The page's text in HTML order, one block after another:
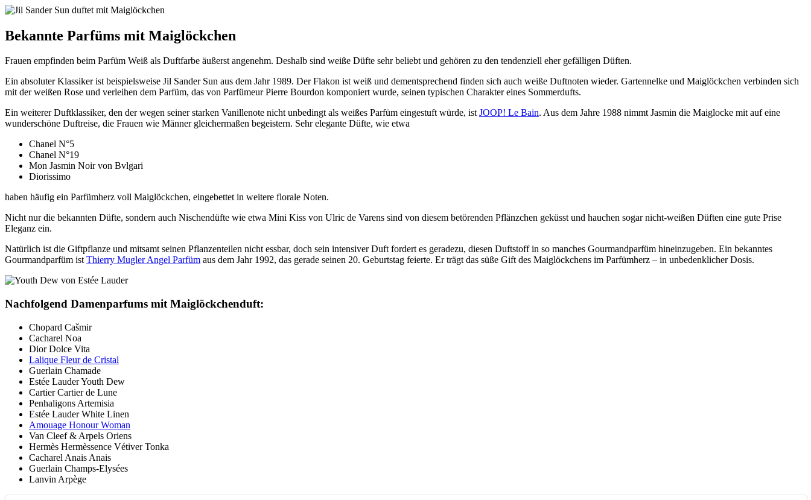
Bekannte Parfüms mit Maiglöckchen
Frauen empfinden beim Parfüm Weiß als Duftfarbe äußerst angenehm. Deshalb sind weiße Düfte sehr beliebt und gehören zu den tendenziell eher gefälligen Düften.
Ein absoluter Klassiker ist beispielsweise Jil Sander Sun aus dem Jahr 1989. Der Flakon ist weiß und dementsprechend finden sich auch weiße Duftnoten wieder. Gartennelke und Maiglöckchen verbinden sich
mit der weißen Rose und verleihen dem Parfüm, das von Parfümeur Pierre Bourdon komponiert wurde, seinen typischen Charakter eines Sommerdufts.
Ein weiterer Duftklassiker, den der wegen seiner starken Vanillenote nicht unbedingt als weißes Parfüm eingestuft würde, istJOOP! Le Bain. Aus dem Jahre 1988 nimmt Jasmin die Maiglocke mit auf eine
wunderschöne Duftreise, die Frauen wie Männer gleichermaßen begeistern. Sehr elegante Düfte, wie etwa
Chanel N°5
Chanel N°19
Mon Jasmin Noir von Bvlgari
Diorissimo
haben häufig ein Parfümherz voll Maiglöckchen, eingebettet in weitere florale Noten.
Nicht nur die bekannten Düfte, sondern auch Nischendüfte wie etwa Mini Kiss von Ulric de Varens sind von diesem betörenden Pflänzchen geküsst und hauchen sogar nicht-weißen Düften eine gute Prise
Eleganz ein.
Natürlich ist die Giftpflanze und mitsamt seinen Pflanzenteilen nicht essbar, doch sein intensiver Duft fordert es geradezu, diesen Duftstoff in so manches Gourmandparfüm hineinzugeben. Ein bekanntes
Gourmandparfüm istThierry Mugler Angel Parfüm aus dem Jahr 1992, das gerade seinen 20. Geburtstag feierte. Er trägt das süße Gift des Maiglöckchens im Parfümherz – in unbedenklicher Dosis.
Nachfolgend Damenparfums mit Maiglöckchenduft:
Chopard Cašmir
Cacharel Noa
Dior Dolce Vita
Lalique Fleur de Cristal
Guerlain Chamade
Estée Lauder Youth Dew
Cartier Cartier de Lune
Penhaligons Artemisia
Estée Lauder White Linen
Amouage Honour Woman
Van Cleef & Arpels Oriens
Hermès Hermèssence Vétiver Tonka
Cacharel Anais Anais
Guerlain Champs-Elysées
Lanvin Arpège